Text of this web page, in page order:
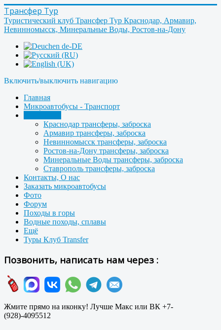
Трансфер Тур
Туристический клуб Трансфер Тур Краснодар, Армавир,
Невинномысск, Минеральные Воды, Ростов-на-Дону
Включить/выключить навигацию
Главная
Микроавтобусы - Транспорт
Краснодар трансферы, заброска
Армавир трансферы, заброска
Невинномысск трансферы, заброска
Ростов-на-Дону трансферы, заброска
Минеральные Воды трансферы, заброска
Ставрополь трансферы, заброска
Контакты, О нас
Заказать микроавтобусы
Фото
Форум
Походы в горы
Водные походы, сплавы
Ещё
Туры Клуб Transfer
Позвонить, написать нам через :
Жмите прямо на иконку! Лучше Макс или ВК +7-
(928)-4095512